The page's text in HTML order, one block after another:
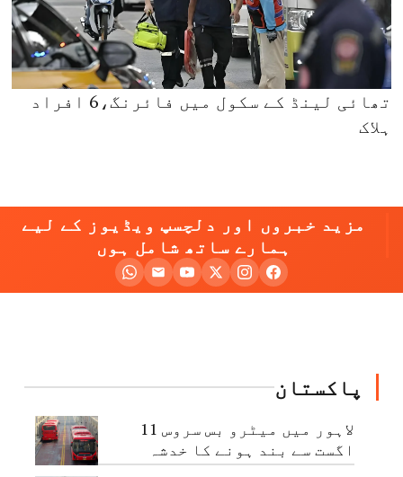
تھائی لینڈ کے سکول میں فائرنگ،6 افراد
ہلاک
مزید خبروں اور دلچسپ ویڈیوز کے لیے
ہمارے ساتھ شامل ہوں
پاکستان
لاہور میں میٹرو بس سروس 11
اگست سے بند ہونے کا خدشہ